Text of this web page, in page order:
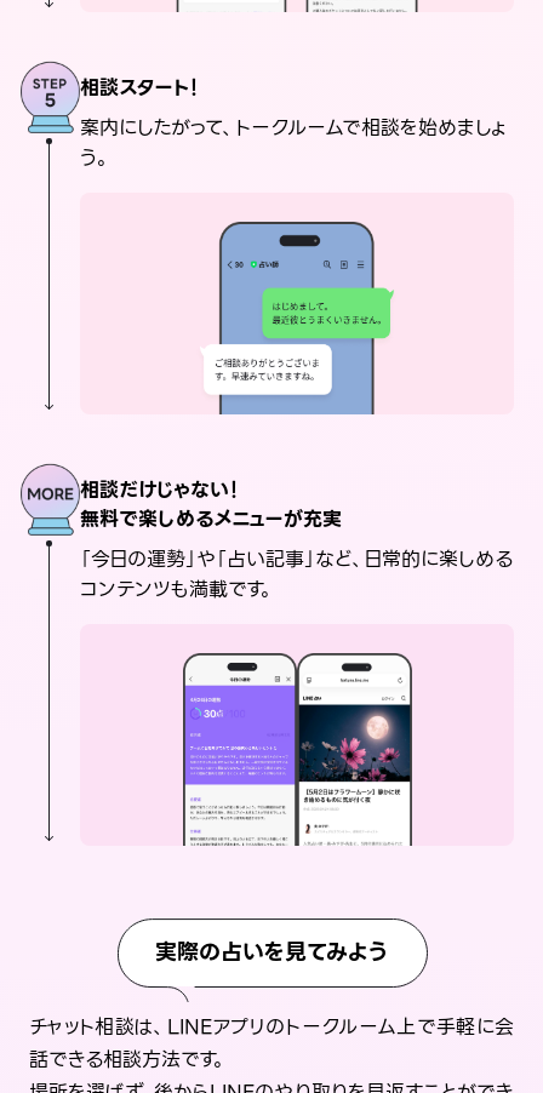
相談スタート！
案内にしたがって、トークルームで相談を始めましょ
う。
相談だけじゃない！
無料で楽しめるメニューが充実
「今日の運勢」や「占い記事」など、日常的に楽しめる
コンテンツも満載です。
実際の占いを見てみよう
チャット相談は、LINEアプリのトークルーム上で手軽に会
話できる相談方法です。